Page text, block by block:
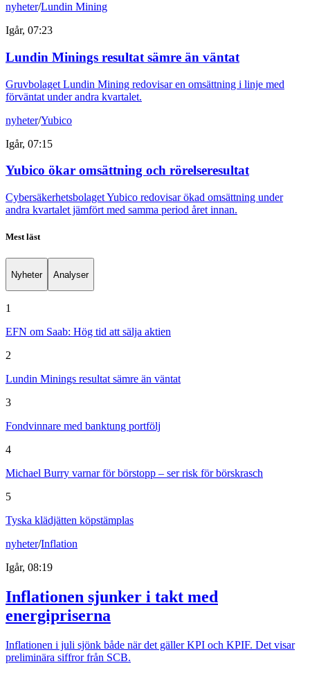
nyheter/Lundin Mining
Igår, 07:23
Lundin Minings resultat sämre än väntat
Gruvbolaget Lundin Mining redovisar en omsättning i linje med
förväntat under andra kvartalet.
nyheter/Yubico
Igår, 07:15
Yubico ökar omsättning och rörelseresultat
Cybersäkerhetsbolaget Yubico redovisar ökad omsättning under
andra kvartalet jämfört med samma period året innan.
Mest läst
Nyheter Analyser
1
EFN om Saab: Hög tid att sälja aktien
2
Lundin Minings resultat sämre än väntat
3
Fondvinnare med banktung portfölj
4
Michael Burry varnar för börstopp – ser risk för börskrasch
5
Tyska klädjätten köpstämplas
nyheter/Inflation
Igår, 08:19
Inflationen sjunker i takt med
energipriserna
Inflationen i juli sjönk både när det gäller KPI och KPIF. Det visar
preliminära siffror från SCB.